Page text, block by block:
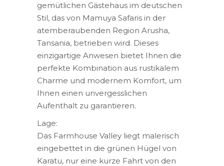
gemütlichen Gästehaus im deutschen
Stil, das von Mamuya Safaris in der
atemberaubenden Region Arusha,
Tansania, betrieben wird. Dieses
einzigartige Anwesen bietet Ihnen die
perfekte Kombination aus rustikalem
Charme und modernem Komfort, um
Ihnen einen unvergesslichen
Aufenthalt zu garantieren.
Lage:
Das Farmhouse Valley liegt malerisch
eingebettet in die grünen Hügel von
Karatu, nur eine kurze Fahrt von den